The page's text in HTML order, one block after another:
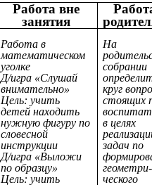
Работа вне
занятия
Работа в
математическом
уголке
Д/игра «Слушай
внимательно»
Цель: учить
детей находить
нужную фигуру по
словесной
инструкции
Д/игра «Выложи
по образцу»
Цель: учить
На
собрании
круг
стоящих
в целях
задач по
геометри-
ческого